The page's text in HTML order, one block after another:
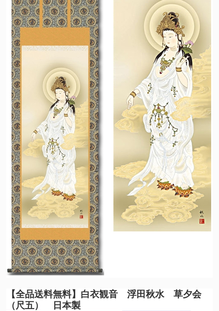
【全品送料無料】 白衣観音 浮田秋水 草夕会
（尺五） 日本製